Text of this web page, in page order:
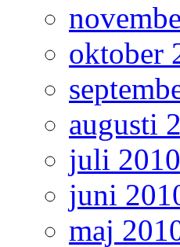
oktober
augusti
juli 2010
juni
maj